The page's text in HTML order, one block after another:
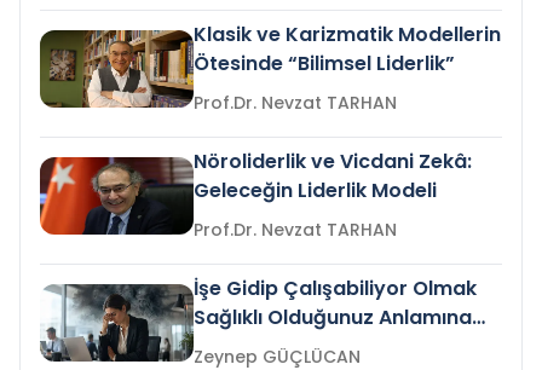
Klasik ve Karizmatik Modellerin
Ötesinde “Bilimsel Liderlik”
Prof.Dr. Nevzat TARHAN
Nöroliderlik ve Vicdani Zekâ:
Geleceğin Liderlik Modeli
Prof.Dr. Nevzat TARHAN
İşe Gidip Çalışabiliyor Olmak
Sağlıklı Olduğunuz Anlamına
Gelir mi?Zeynep GÜÇLÜCAN